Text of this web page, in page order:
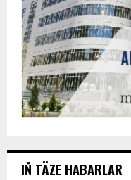
IŇ TÄZE HABARLAR